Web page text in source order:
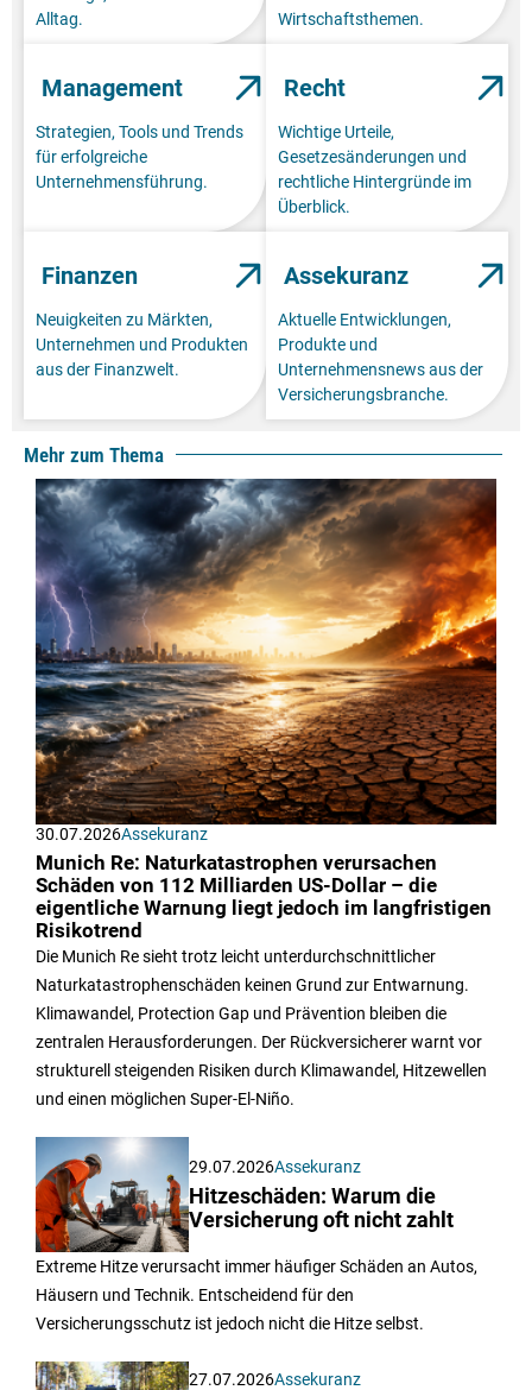
Alltag.
Wirtschaftsthemen.
Management
Strategien, Tools und Trends
für erfolgreiche
Unternehmensführung.
Recht
Wichtige Urteile,
Gesetzesänderungen und
rechtliche Hintergründe im
Überblick.
Finanzen
Neuigkeiten zu Märkten,
Unternehmen und Produkten
aus der Finanzwelt.
Assekuranz
Aktuelle Entwicklungen,
Produkte und
Unternehmensnews aus der
Versicherungsbranche.
Mehr zum Thema
30.07.2026Assekuranz
Munich Re: Naturkatastrophen verursachen
Schäden von 112 Milliarden US-Dollar – die
eigentliche Warnung liegt jedoch im langfristigen
Risikotrend
Die Munich Re sieht trotz leicht unterdurchschnittlicher
Naturkatastrophenschäden keinen Grund zur Entwarnung.
Klimawandel, Protection Gap und Prävention bleiben die
zentralen Herausforderungen. Der Rückversicherer warnt vor
strukturell steigenden Risiken durch Klimawandel, Hitzewellen
und einen möglichen Super-El-Niño.
29.07.2026Assekuranz
Hitzeschäden: Warum die
Versicherung oft nicht zahlt
Extreme Hitze verursacht immer häufiger Schäden an Autos,
Häusern und Technik. Entscheidend für den
Versicherungsschutz ist jedoch nicht die Hitze selbst.
27.07.2026Assekuranz